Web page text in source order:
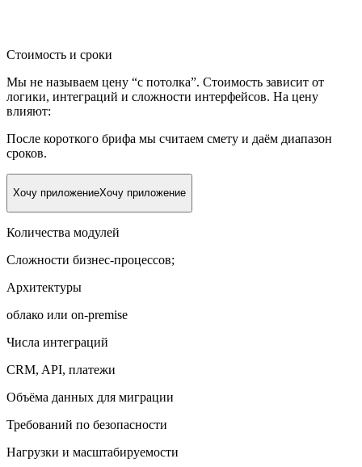
Стоимость и сроки
Мы не называем цену “с потолка”. Стоимость зависит от
логики, интеграций и сложности интерфейсов. На цену
влияют:
После короткого брифа мы считаем смету и даём диапазон
сроков.
Хочу приложениеХочу приложение
Количества модулей
Сложности бизнес-процессов;
Архитектуры
облако или on-premise
Числа интеграций
CRM, API, платежи
Объёма данных для миграции
Требований по безопасности
Нагрузки и масштабируемости